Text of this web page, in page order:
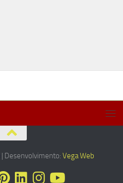
| Desenvolvimento: Vega Web